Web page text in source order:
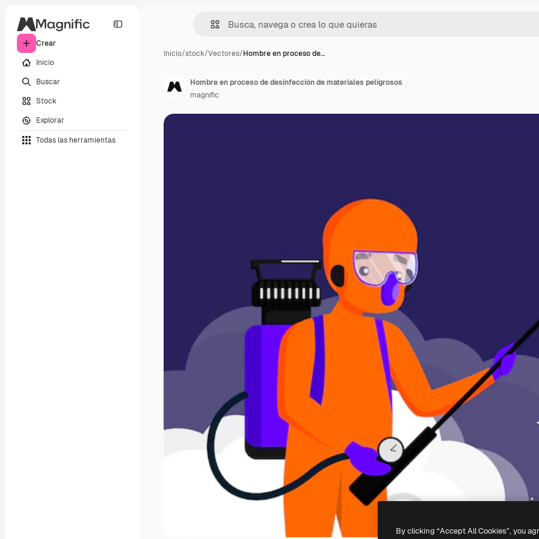
Crear
Inicio
Buscar
Stock
Explorar
Todas las herramientas
Inicio/stock/Vectores/Hombre en proceso de…
Hombre en proceso de desinfección de materiales peligrosos
magnific
By clicking “Accept All Cookies”, you